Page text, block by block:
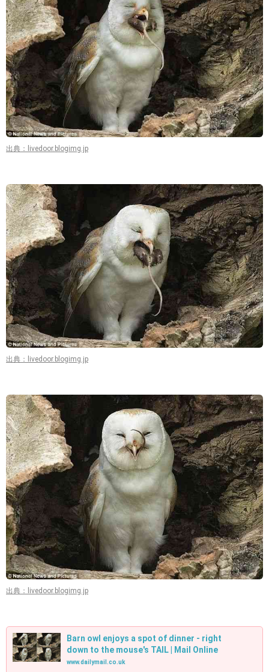
出典：livedoor.blogimg.jp
出典：livedoor.blogimg.jp
出典：livedoor.blogimg.jp
Barn owl enjoys a spot of dinner - right
down to the mouse's TAIL | Mail Online
www.dailymail.co.uk